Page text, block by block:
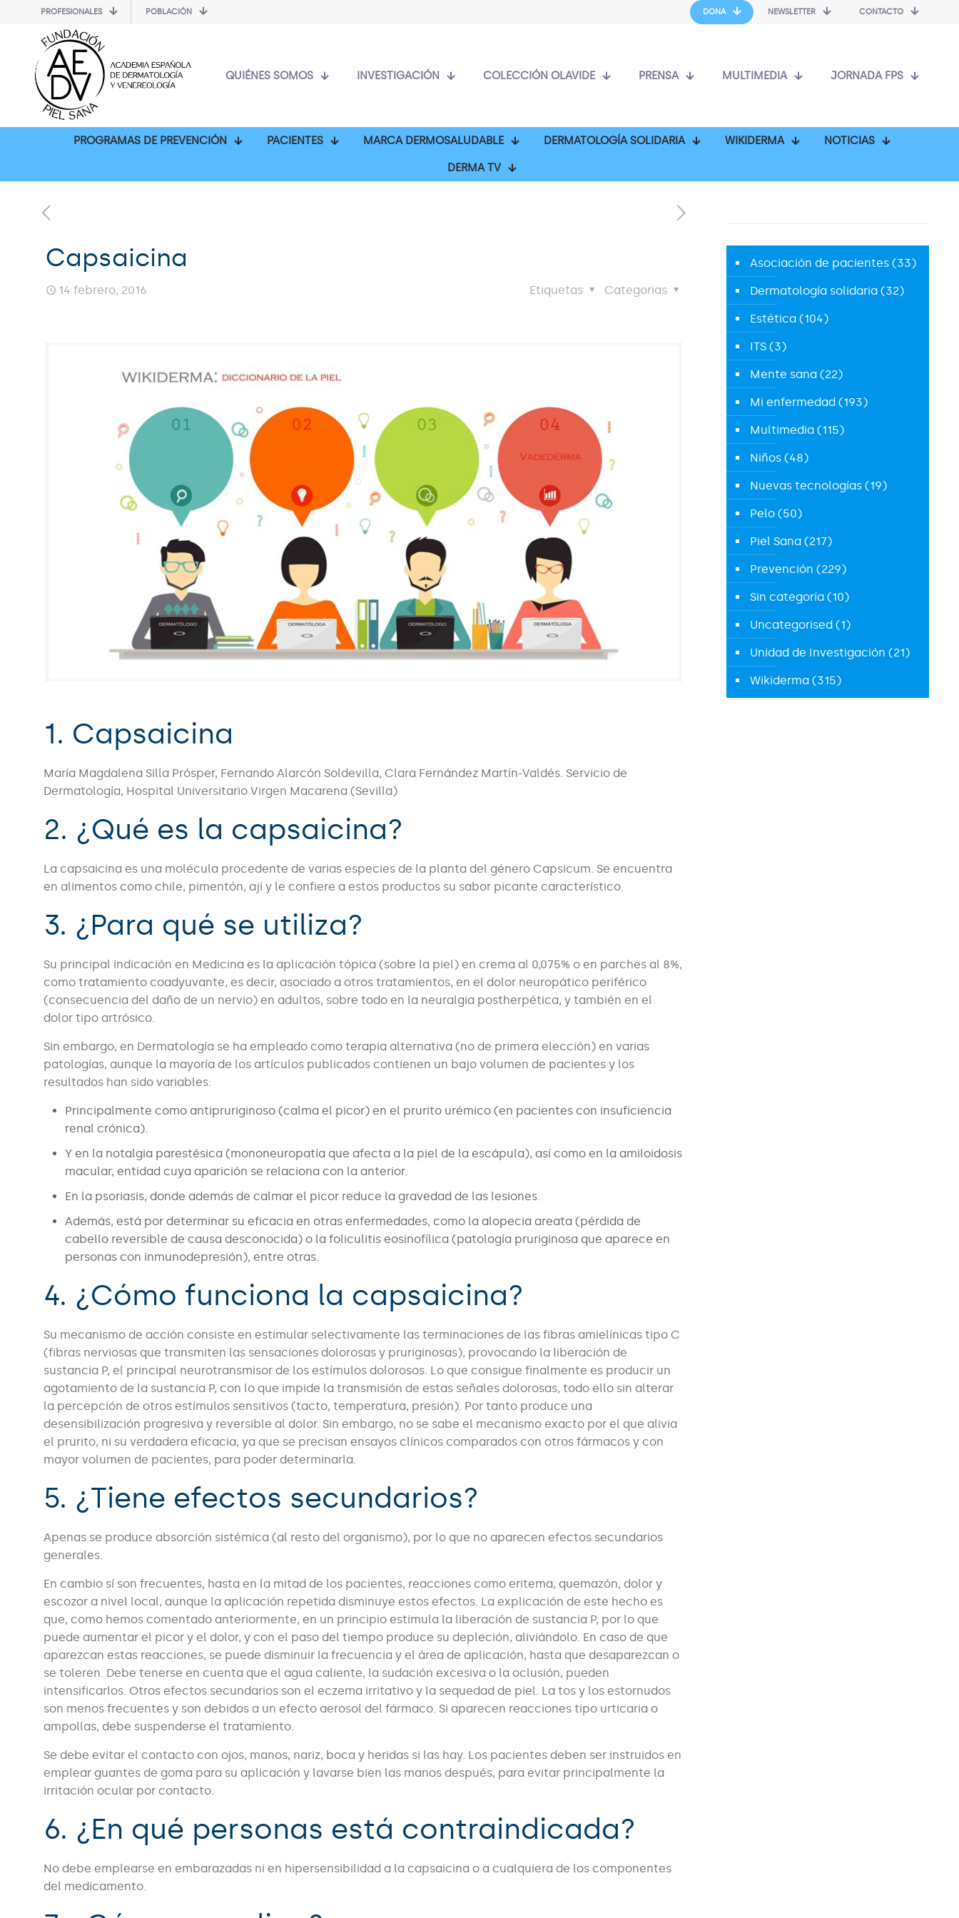
PROFESIONALES POBLACIÓN DONA NEWSLETTER CONTACTO
QUIÉNES SOMOS INVESTIGACIÓN COLECCIÓN OLAVIDE PRENSA MULTIMEDIA JORNADA FPS
PROGRAMAS DE PREVENCIÓN PACIENTES MARCA DERMOSALUDABLE DERMATOLOGÍA SOLIDARIA WIKIDERMA NOTICIAS
DERMA TV
Capsaicina
14 febrero, 2016 Categorias
Etiquetas
1. Capsaicina
María Magdalena Silla Prósper, Fernando Alarcón Soldevilla, Clara Fernández Martín-Valdés. Servicio de
Dermatología, Hospital Universitario Virgen Macarena (Sevilla)
2. ¿Qué es la capsaicina?
La capsaicina es una molécula procedente de varias especies de la planta del género Capsicum. Se encuentra
en alimentos como chile, pimentón, ají y le confiere a estos productos su sabor picante característico.
3. ¿Para qué se utiliza?
Su principal indicación en Medicina es la aplicación tópica (sobre la piel) en crema al 0,075% o en parches al 8%,
como tratamiento coadyuvante, es decir, asociado a otros tratamientos, en el dolor neuropático periférico
(consecuencia del daño de un nervio) en adultos, sobre todo en la neuralgia postherpética, y también en el
dolor tipo artrósico.
Sin embargo, en Dermatología se ha empleado como terapia alternativa (no de primera elección) en varias
patologías, aunque la mayoría de los artículos publicados contienen un bajo volumen de pacientes y los
resultados han sido variables:
Principalmente como antipruriginoso (calma el picor) en el prurito urémico (en pacientes con insuficiencia
renal crónica).
Y en la notalgia parestésica (mononeuropatía que afecta a la piel de la escápula), así como en la amiloidosis
macular, entidad cuya aparición se relaciona con la anterior.
En la psoriasis, donde además de calmar el picor reduce la gravedad de las lesiones.
Además, está por determinar su eficacia en otras enfermedades, como la alopecia areata (pérdida de
cabello reversible de causa desconocida) o la foliculitis eosinofílica (patología pruriginosa que aparece en
personas con inmunodepresión), entre otras.
4. ¿Cómo funciona la capsaicina?
Su mecanismo de acción consiste en estimular selectivamente las terminaciones de las fibras amielínicas tipo C
(fibras nerviosas que transmiten las sensaciones dolorosas y pruriginosas), provocando la liberación de
sustancia P, el principal neurotransmisor de los estímulos dolorosos. Lo que consigue finalmente es producir un
agotamiento de la sustancia P, con lo que impide la transmisión de estas señales dolorosas, todo ello sin alterar
la percepción de otros estímulos sensitivos (tacto, temperatura, presión). Por tanto produce una
desensibilización progresiva y reversible al dolor. Sin embargo, no se sabe el mecanismo exacto por el que alivia
el prurito, ni su verdadera eficacia, ya que se precisan ensayos clínicos comparados con otros fármacos y con
mayor volumen de pacientes, para poder determinarla.
5. ¿Tiene efectos secundarios?
Apenas se produce absorción sistémica (al resto del organismo), por lo que no aparecen efectos secundarios
generales.
En cambio sí son frecuentes, hasta en la mitad de los pacientes, reacciones como eritema, quemazón, dolor y
escozor a nivel local, aunque la aplicación repetida disminuye estos efectos. La explicación de este hecho es
que, como hemos comentado anteriormente, en un principio estimula la liberación de sustancia P, por lo que
puede aumentar el picor y el dolor, y con el paso del tiempo produce su depleción, aliviándolo. En caso de que
aparezcan estas reacciones, se puede disminuir la frecuencia y el área de aplicación, hasta que desaparezcan o
se toleren. Debe tenerse en cuenta que el agua caliente, la sudación excesiva o la oclusión, pueden
intensificarlos. Otros efectos secundarios son el eczema irritativo y la sequedad de piel. La tos y los estornudos
son menos frecuentes y son debidos a un efecto aerosol del fármaco. Si aparecen reacciones tipo urticaria o
ampollas, debe suspenderse el tratamiento.
Se debe evitar el contacto con ojos, manos, nariz, boca y heridas si las hay. Los pacientes deben ser instruidos en
emplear guantes de goma para su aplicación y lavarse bien las manos después, para evitar principalmente la
irritación ocular por contacto.
6. ¿En qué personas está contraindicada?
No debe emplearse en embarazadas ni en hipersensibilidad a la capsaicina o a cualquiera de los componentes
del medicamento.
Asociación de pacientes (33)
Dermatología solidaria (32)
Estética (104)
ITS (3)
Mente sana (22)
Mi enfermedad (193)
Multimedia (115)
Niños (48)
Nuevas tecnologías (19)
Pelo (50)
Piel Sana (217)
Prevención (229)
Sin categoría (10)
Uncategorised (1)
Unidad de Investigación (21)
Wikiderma (315)